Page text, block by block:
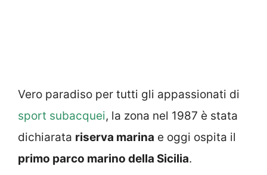
Vero paradiso per tutti gli appassionati di
sport subacquei, la zona nel 1987 è stata
dichiarata riserva marina e oggi ospita il
primo parco marino della Sicilia.